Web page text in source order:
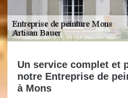
Un service complet et
notre Entreprise de
à Mons